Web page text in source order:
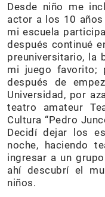
Desde niño me
actor a los 10
mi escuela
después continué
preuniversitario, la
mi juego favorito;
después de
Universidad, por
teatro amateur
Cultura “Pedro
Decidí dejar los
noche, haciendo
ingresar a un
ahí descubrí el
niños.